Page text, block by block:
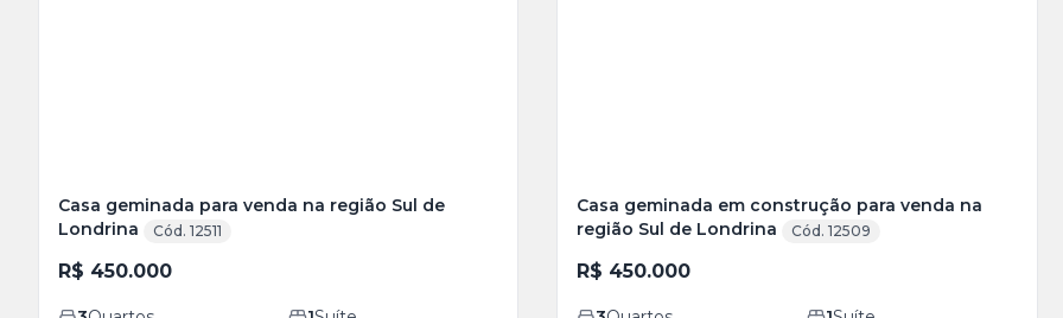
Casa geminada para venda na região Sul de
Londrina
Cód. 12511
R$ 450.000
Casa geminada em construção para venda na
região Sul de Londrina
Cód. 12509
R$ 450.000